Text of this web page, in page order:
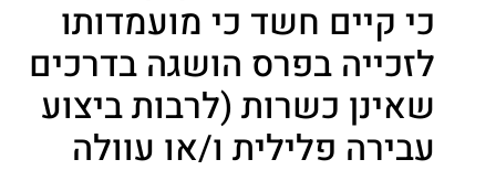
כי קיים חשד כי מועמדותו
לזכייה בפרס הושגה בדרכים
שאינן כשרות (לרבות ביצוע
עבירה פלילית ו/או עוולה